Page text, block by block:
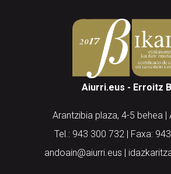
Aiurri.eus - Erroitz
Arantzibia plaza, 4-5 behea |
Tel.: 943 300 732 | Faxa:
andoain@aiurri.eus |